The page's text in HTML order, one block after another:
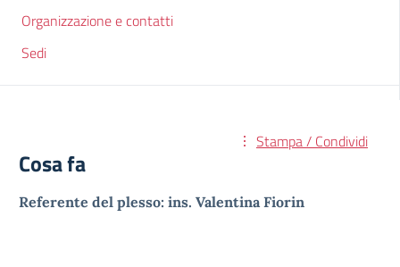
Organizzazione e contatti
Sedi
Stampa / Condividi
Cosa fa
Referente del plesso: ins. Valentina Fiorin